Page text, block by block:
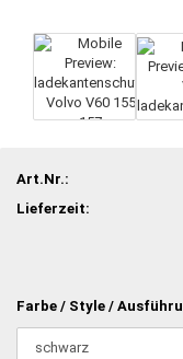
Art.Nr.:
Lieferzeit:
Farbe / Style /